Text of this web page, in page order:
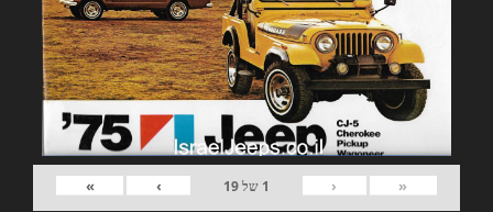
«
‹
1 של19
›
»